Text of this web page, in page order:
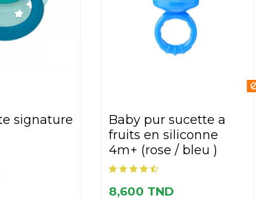
baby pur sucette a
fruits en siliconne
4m+ (rose / bleu )
8,600 TND